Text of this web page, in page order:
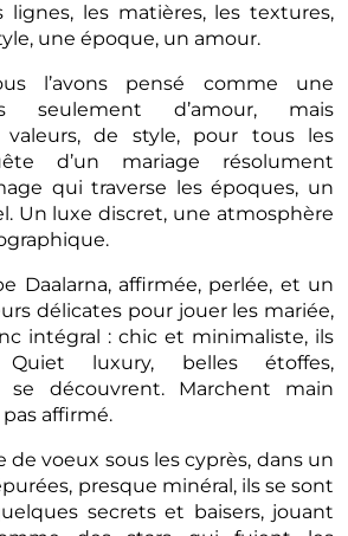
lignes, les matières, les textures,
une époque, un amour.
l’avons pensé comme une
seulement d’amour, mais
valeurs, de style, pour tous les
d’un mariage résolument
qui traverse les époques, un
Un luxe discret, une atmosphère
Daalarna, affirmée, perlée, et un
délicates pour jouer les mariée,
intégral : chic et minimaliste, ils
luxury, belles étoffes,
se découvrent. Marchent main
affirmé.
de voeux sous les cyprès, dans un
presque minéral, ils se sont
secrets et baisers, jouant